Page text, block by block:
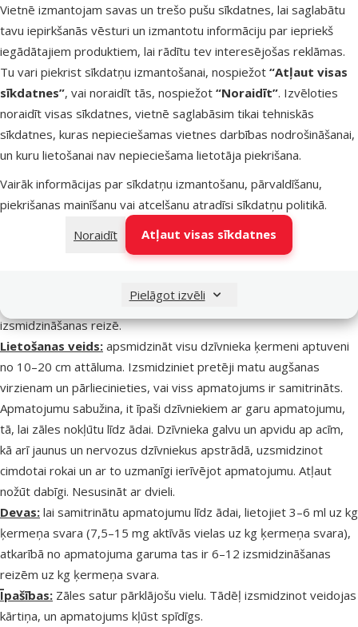
Vietnē izmantojam savas un trešo pušu sīkdatnes, lai saglabātu
tavu iepirkšanās vēsturi un izmantotu informāciju par iepriekš
iegādātajiem produktiem, lai rādītu tev interesējošas reklāmas.
Tu vari piekrist sīkdatņu izmantošanai, nospiežot “Atļaut visas
sīkdatnes”, vai noraidīt tās, nospiežot “Noraidīt”. Izvēloties
noraidīt visas sīkdatnes, vietnē saglabāsim tikai tehniskās
sīkdatnes, kuras nepieciešamas vietnes darbības nodrošināšanai,
un kuru lietošanai nav nepieciešama lietotāja piekrišana.
Vairāk informācijas par sīkdatņu izmantošanu, pārvaldīšanu,
piekrišanas mainīšanu vai atcelšanu atradīsi sīkdatņu politikā.
Noraidīt
Atļaut visas sīkdatnes
Pielāgot izvēli
siekalošanās, atgriezeniski neiroloģioski simptomi (pastiprināta
jutība, depresija, ar nerviem saistīti simptomi), vemšana vai
respiratori simptomi.
Nepārdozēt
LIETOŠANA GRŪSNĪBAS, LAKTĀCIJAS VAI DĒŠANAS LAIKĀ
Laboratoriskajos pētījumos netika konstatēta fipronila
teratogēna iedarbība uz žurkām un trušiem.
Pēc fipronila lietošanas laktējošām kucēm, kucēniem zāļu
panesamība ir ļoti laba.
Nav pieejami dati par zāļu lietošanu grūsnām vai laktējošām
MIJIEDARBĪBA AR CITĀM ZĀLĒM UN CITI MIJIEDARBĪBAS VEIDI
Mehāniskā pumpja aerosols ārīgai lietošanai; 0,5 ml vienā
izsmidzināšanas reizē.
Lietošanas veids: apsmidzināt visu dzīvnieka ķermeni aptuveni
no 10–20 cm attāluma. Izsmidziniet pretēji matu augšanas
virzienam un pārliecinieties, vai viss apmatojums ir samitrināts.
Apmatojumu sabužina, it īpaši dzīvniekiem ar garu apmatojumu,
tā, lai zāles nokļūtu līdz ādai. Dzīvnieka galvu un apvidu ap acīm,
kā arī jaunus un nervozus dzīvniekus apstrādā, uzsmidzinot
cimdotai rokai un ar to uzmanīgi ierīvējot apmatojumu. Atļaut
nožūt dabīgi. Nesusināt ar dvieli.
Devas: lai samitrinātu apmatojumu līdz ādai, lietojiet 3–6 ml uz kg
ķermeņa svara (7,5–15 mg aktīvās vielas uz kg ķermeņa svara),
atkarībā no apmatojuma garuma tas ir 6–12 izsmidzināšanas
reizēm uz kg ķermeņa svara.
Īpašības: Zāles satur pārklājošu vielu. Tādēļ izsmidzinot veidojas
kārtiņa, un apmatojums kļūst spīdīgs.